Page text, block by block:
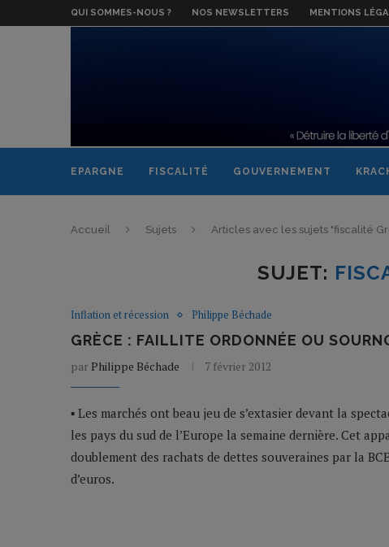
QUI SOMMES-NOUS ? NOS NEWSLETTERS MENTIONS
EPARGNE FISCALITÉ GOUVERNEMENT
Accueil Sujets Articles avec les sujets "fiscalité
SUJET:
Inflation et récession Philippe Béchade
GRÈCE : FAILLITE ORDONNÉE OU
par Philippe Béchade 7 février 2012
▪ Les marchés ont beau jeu de s’extasier devant la
les pays du sud de l’Europe la semaine dernière. Cet
doublement des rachats de dettes souveraines par la
d’euros.